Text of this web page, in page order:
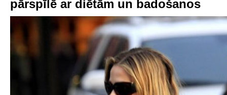
pārspīlē ar diētām un badošanos